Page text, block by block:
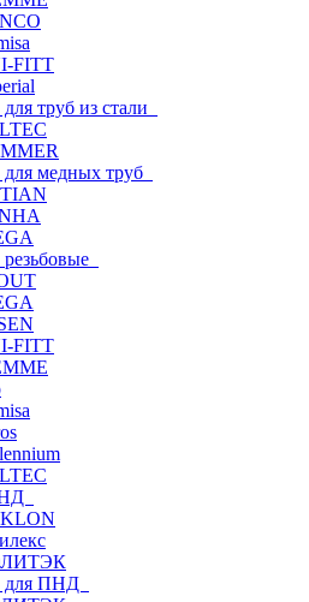
FITT
труб из стали
медных труб
FITT
для ПНД